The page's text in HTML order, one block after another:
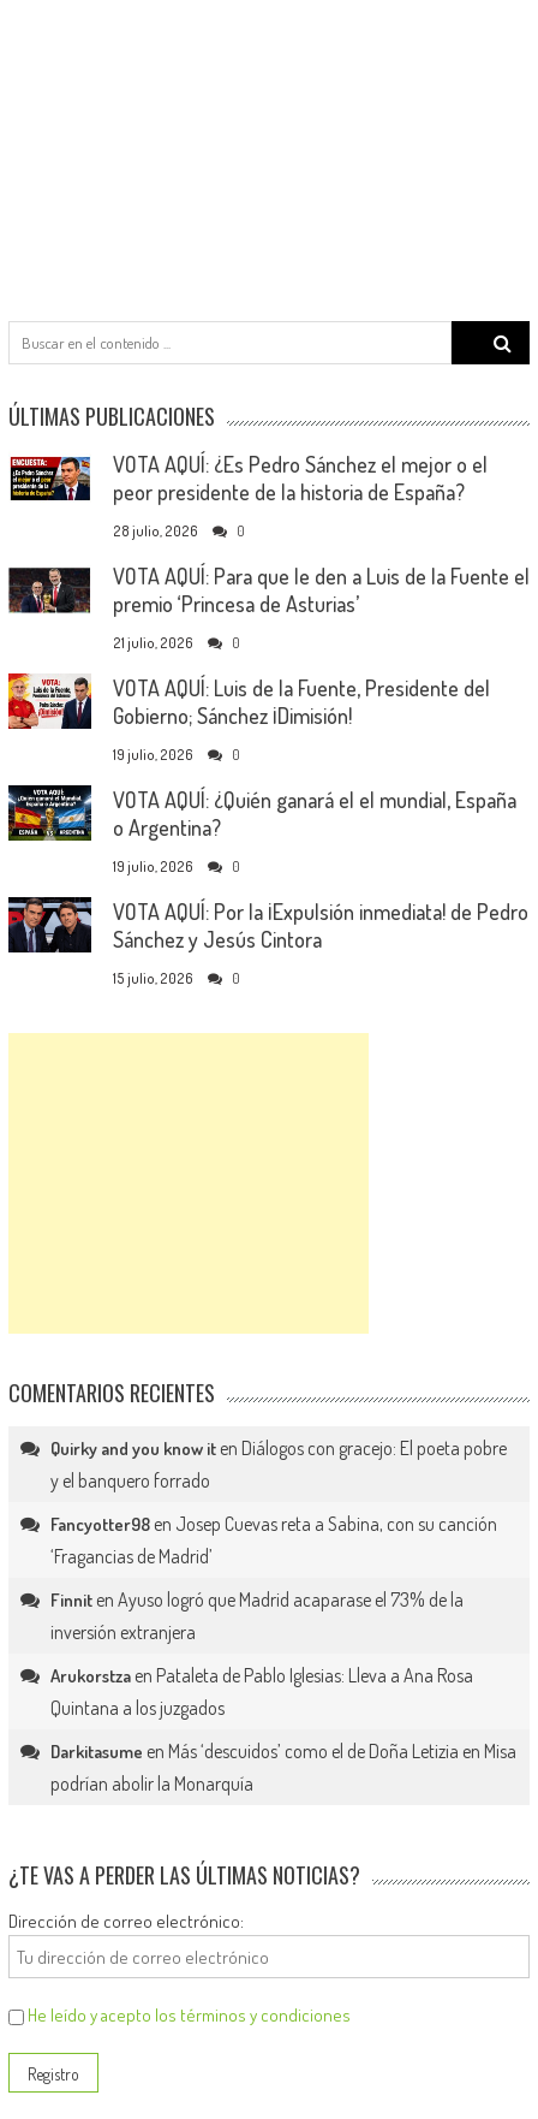
Search
for:
ÚLTIMAS PUBLICACIONES
VOTA AQUÍ: ¿Es Pedro Sánchez el mejor o el
peor presidente de la historia de España?
28 julio, 2026 0
VOTA AQUÍ: Para que le den a Luis de la Fuente el
premio ‘Princesa de Asturias’
21 julio, 2026 0
VOTA AQUÍ: Luis de la Fuente, Presidente del
Gobierno; Sánchez ¡Dimisión!
19 julio, 2026 0
VOTA AQUÍ: ¿Quién ganará el el mundial, España
o Argentina?
19 julio, 2026 0
VOTA AQUÍ: Por la ¡Expulsión inmediata! de Pedro
Sánchez y Jesús Cintora
15 julio, 2026 0
COMENTARIOS RECIENTES
Quirky and you know iten Diálogos con gracejo: El poeta pobre
y el banquero forrado
Fancyotter98en Josep Cuevas reta a Sabina, con su canción
‘Fragancias de Madrid’
Finniten Ayuso logró que Madrid acaparase el 73% de la
inversión extranjera
Arukorstzaen Pataleta de Pablo Iglesias: Lleva a Ana Rosa
Quintana a los juzgados
Darkitasume en Más ‘descuidos’ como el de Doña Letizia en Misa
podrían abolir la Monarquía
¿TE VAS A PERDER LAS ÚLTIMAS NOTICIAS?
Dirección de correo electrónico:
He leído y acepto los términos y condiciones